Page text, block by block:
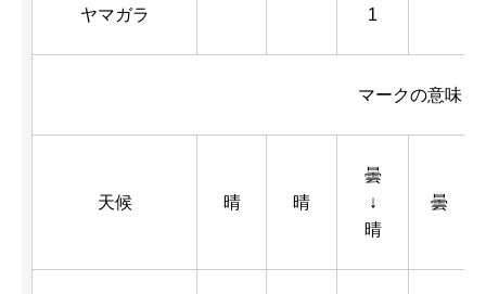
ヤマガラ 1
マークの意味
天候 晴 晴
曇
↓
晴
曇